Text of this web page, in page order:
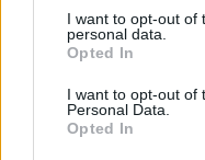
I want to opt-out of
personal data.
Opted In
I want to opt-out of
Personal Data.
Opted In